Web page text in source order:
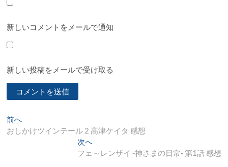
新しいコメントをメールで通知
新しい投稿をメールで受け取る
投
稿
前へ
去
おしかけツインテール 2 高津ケイタ 感想
次へ次
の
フェ～レンザイ -神さまの日常- 第1話 感想